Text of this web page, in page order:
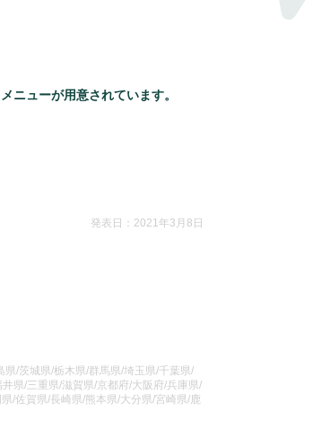
ニューが用意されています。
発表日：2021年3月8日
/茨城県/栃木県/群馬県/埼玉県/千葉県/
県/三重県/滋賀県/京都府/大阪府/兵庫県/
/佐賀県/長崎県/熊本県/大分県/宮崎県/鹿